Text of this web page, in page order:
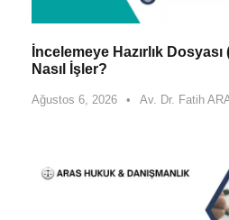
İncelemeye Hazırlık
Nasıl İşler?
Ağustos 6, 2026 • Av. Dr. Fatih